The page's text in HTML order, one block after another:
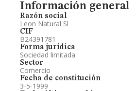
Información general
Razón social
Leon Natural Sl
CIF
B24391781
Forma jurídica
Sociedad limitada
Sector
Comercio
Fecha de constitución
3-5-1999